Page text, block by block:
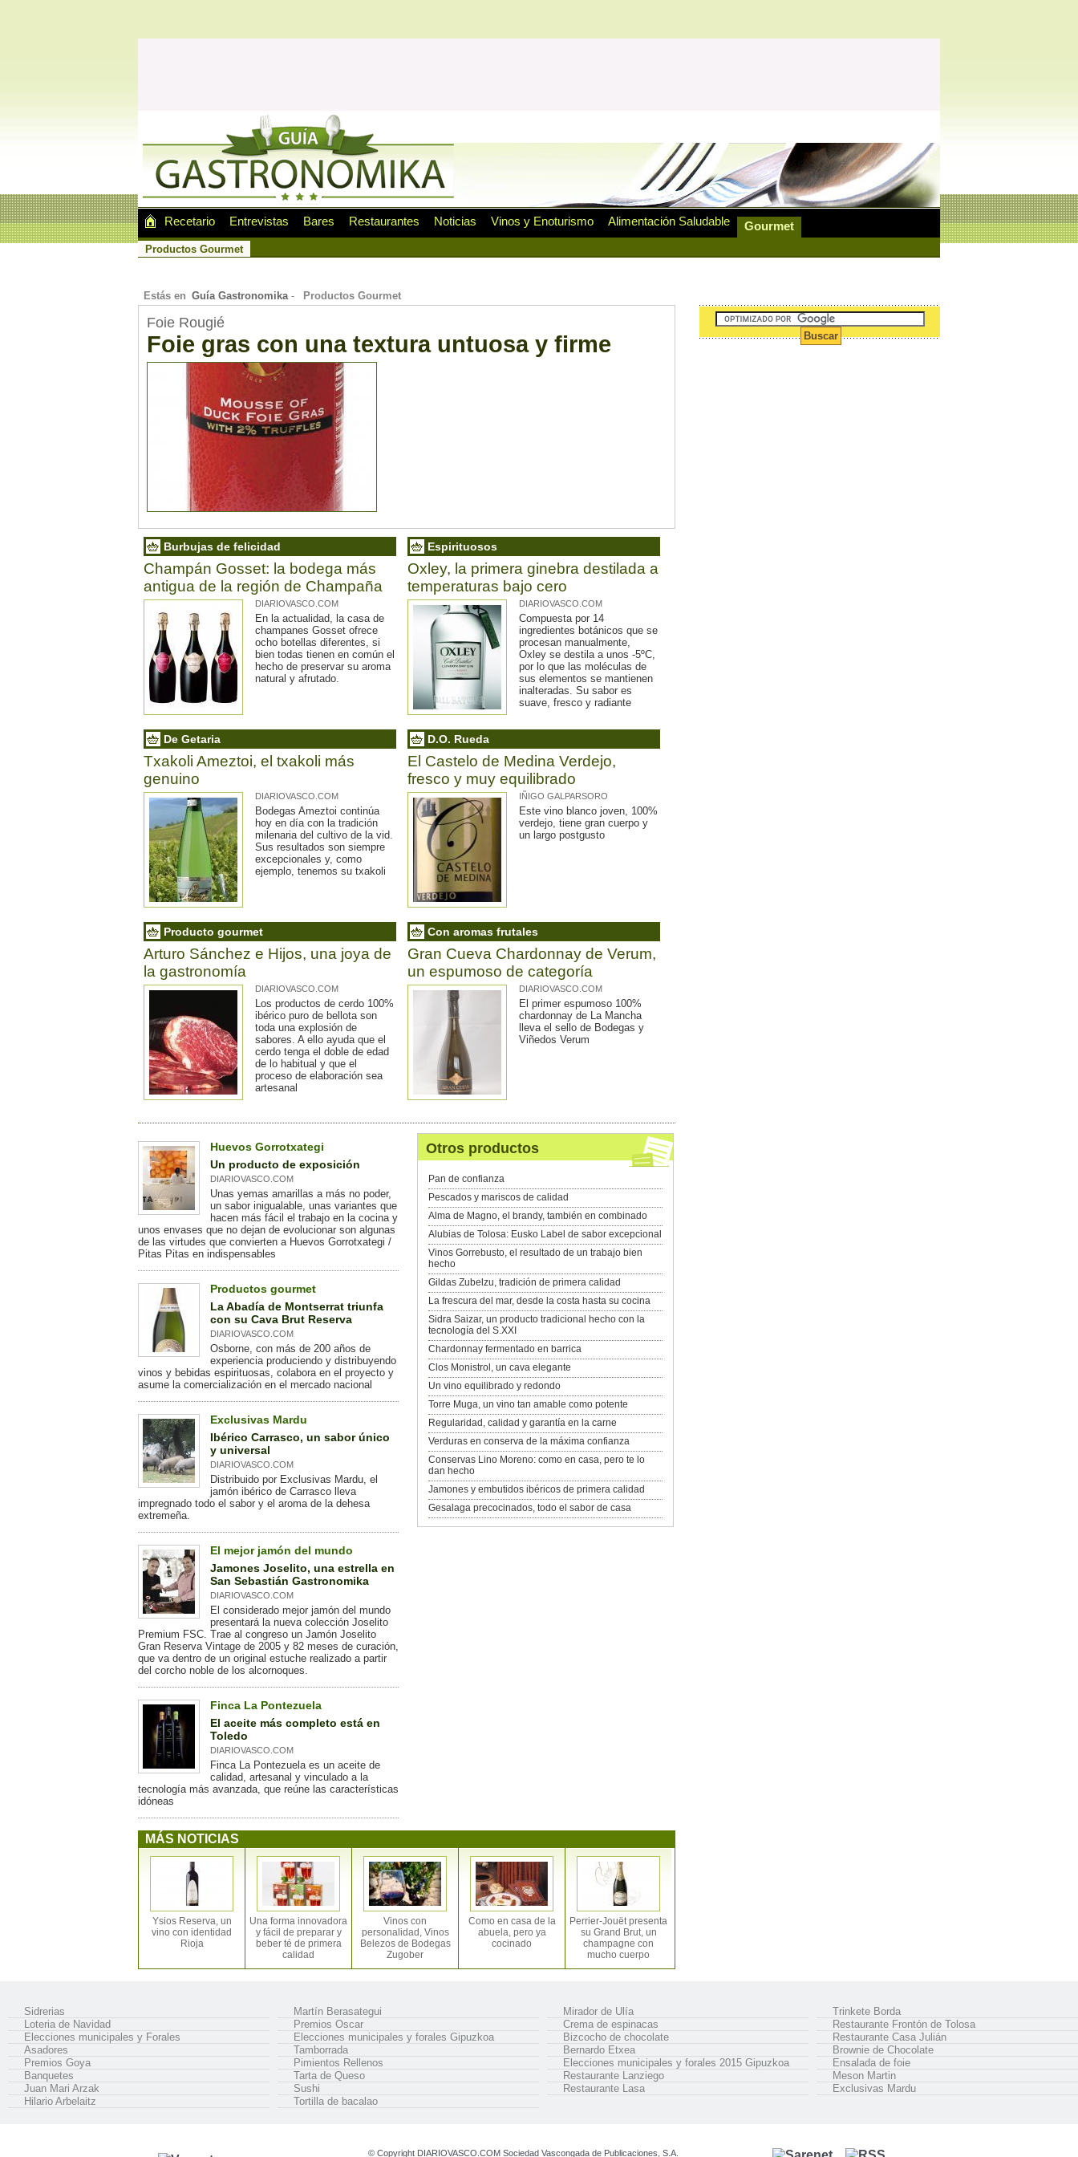
Recetario Entrevistas Bares Restaurantes Noticias Vinos y Enoturismo Alimentación Saludable Gourmet
Productos Gourmet
Estás en Guía Gastronomika- Productos Gourmet
Foie Rougié
Foie gras con una textura untuosa y firme
Burbujas de felicidad
Champán Gosset: la bodega más
antigua de la región de Champaña
DIARIOVASCO.COM
En la actualidad, la casa de
champanes Gosset ofrece
ocho botellas diferentes, si
bien todas tienen en común el
hecho de preservar su aroma
natural y afrutado.
Espirituosos
Oxley, la primera ginebra destilada a
temperaturas bajo cero
DIARIOVASCO.COM
Compuesta por 14
ingredientes botánicos que se
procesan manualmente,
Oxley se destila a unos -5ºC,
por lo que las moléculas de
sus elementos se mantienen
inalteradas. Su sabor es
suave, fresco y radiante
De Getaria
Txakoli Ameztoi, el txakoli más
genuino
DIARIOVASCO.COM
Bodegas Ameztoi continúa
hoy en día con la tradición
milenaria del cultivo de la vid.
Sus resultados son siempre
excepcionales y, como
ejemplo, tenemos su txakoli
D.O. Rueda
El Castelo de Medina Verdejo,
fresco y muy equilibrado
IÑIGO GALPARSORO
Este vino blanco joven, 100%
verdejo, tiene gran cuerpo y
un largo postgusto
Producto gourmet
Arturo Sánchez e Hijos, una joya de
la gastronomía
DIARIOVASCO.COM
Los productos de cerdo 100%
ibérico puro de bellota son
toda una explosión de
sabores. A ello ayuda que el
cerdo tenga el doble de edad
de lo habitual y que el
proceso de elaboración sea
artesanal
Con aromas frutales
Gran Cueva Chardonnay de Verum,
un espumoso de categoría
DIARIOVASCO.COM
El primer espumoso 100%
chardonnay de La Mancha
lleva el sello de Bodegas y
Viñedos Verum
Huevos Gorrotxategi
Un producto de exposición
DIARIOVASCO.COM
Unas yemas amarillas a más no poder,
un sabor inigualable, unas variantes que
hacen más fácil el trabajo en la cocina y
unos envases que no dejan de evolucionar son algunas
de las virtudes que convierten a Huevos Gorrotxategi /
Pitas Pitas en indispensables
Productos gourmet
La Abadía de Montserrat triunfa
con su Cava Brut Reserva
DIARIOVASCO.COM
Osborne, con más de 200 años de
experiencia produciendo y distribuyendo
vinos y bebidas espirituosas, colabora en el proyecto y
asume la comercialización en el mercado nacional
Exclusivas Mardu
Ibérico Carrasco, un sabor único
y universal
DIARIOVASCO.COM
Distribuido por Exclusivas Mardu, el
jamón ibérico de Carrasco lleva
impregnado todo el sabor y el aroma de la dehesa
extremeña.
El mejor jamón del mundo
Jamones Joselito, una estrella en
San Sebastián Gastronomika
DIARIOVASCO.COM
El considerado mejor jamón del mundo
presentará la nueva colección Joselito
Premium FSC. Trae al congreso un Jamón Joselito
Gran Reserva Vintage de 2005 y 82 meses de curación,
que va dentro de un original estuche realizado a partir
del corcho noble de los alcornoques.
Finca La Pontezuela
El aceite más completo está en
Toledo
DIARIOVASCO.COM
Finca La Pontezuela es un aceite de
calidad, artesanal y vinculado a la
tecnología más avanzada, que reúne las características
idóneas
Otros productos
Pan de confianza
Pescados y mariscos de calidad
Alma de Magno, el brandy, también en combinado
Alubias de Tolosa: Eusko Label de sabor excepcional
Vinos Gorrebusto, el resultado de un trabajo bien
hecho
Gildas Zubelzu, tradición de primera calidad
La frescura del mar, desde la costa hasta su cocina
Sidra Saizar, un producto tradicional hecho con la
tecnología del S.XXI
Chardonnay fermentado en barrica
Clos Monistrol, un cava elegante
Un vino equilibrado y redondo
Torre Muga, un vino tan amable como potente
Regularidad, calidad y garantía en la carne
Verduras en conserva de la máxima confianza
Conservas Lino Moreno: como en casa, pero te lo
dan hecho
Jamones y embutidos ibéricos de primera calidad
Gesalaga precocinados, todo el sabor de casa
MÁS NOTICIAS
Ysios Reserva, un
vino con identidad
Rioja
Una forma innovadora
y fácil de preparar y
beber té de primera
calidad
Vinos con
personalidad, Vinos
Belezos de Bodegas
Zugober
Como en casa de la
abuela, pero ya
cocinado
Perrier-Jouët presenta
su Grand Brut, un
champagne con
mucho cuerpo
Sidrerias
Loteria de Navidad
Elecciones municipales y Forales
Asadores
Premios Goya
Banquetes
Juan Mari Arzak
Hilario Arbelaitz
Martín Berasategui
Premios Oscar
Elecciones municipales y forales Gipuzkoa
Tamborrada
Pimientos Rellenos
Tarta de Queso
Sushi
Tortilla de bacalao
Mirador de Ulía
Crema de espinacas
Bizcocho de chocolate
Bernardo Etxea
Elecciones municipales y forales 2015 Gipuzkoa
Restaurante Lanziego
Restaurante Lasa
Trinkete Borda
Restaurante Frontón de Tolosa
Restaurante Casa Julián
Brownie de Chocolate
Ensalada de foie
Meson Martin
Exclusivas Mardu
© Copyright DIARIOVASCO.COM Sociedad Vascongada de Publicaciones, S.A.